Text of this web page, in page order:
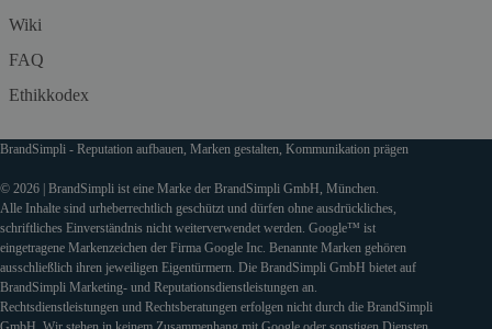
Wiki
FAQ
Ethikkodex
BrandSimpli - Reputation aufbauen, Marken gestalten, Kommunikation prägen
© 2026 | BrandSimpli ist eine Marke der BrandSimpli GmbH, München.
Alle Inhalte sind urheberrechtlich geschützt und dürfen ohne ausdrückliches,
schriftliches Einverständnis nicht weiterverwendet werden. Google™ ist
eingetragene Markenzeichen der Firma Google Inc. Benannte Marken gehören
ausschließlich ihren jeweiligen Eigentürmern. Die BrandSimpli GmbH bietet auf
BrandSimpli Marketing- und Reputationsdienstleistungen an.
Rechtsdienstleistungen und Rechtsberatungen erfolgen nicht durch die BrandSimpli